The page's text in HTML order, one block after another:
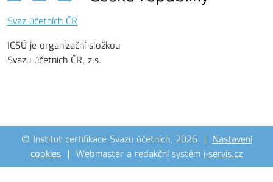
Svaz účetních ČR
ICSÚ je organizační složkou
Svazu účetních ČR, z.s.
© Institut certifikace Svazu účetních, 2026 | Nastavení
cookies | Webmaster a redakční systém i-servis.cz